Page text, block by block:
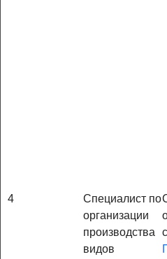
4
Специалист по
организации
производства
видов